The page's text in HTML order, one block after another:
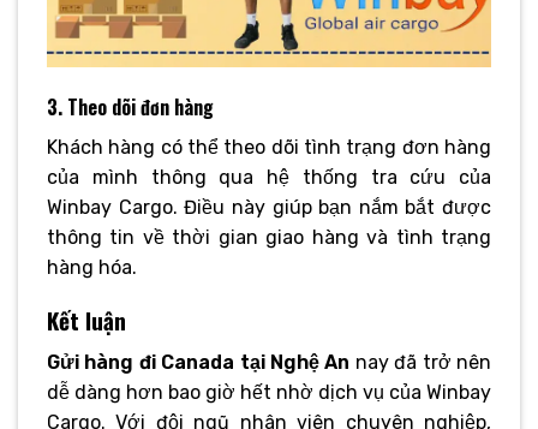
3. Theo dõi đơn hàng
Khách hàng có thể theo dõi tình trạng đơn hàng
của mình thông qua hệ thống tra cứu của
Winbay Cargo. Điều này giúp bạn nắm bắt được
thông tin về thời gian giao hàng và tình trạng
hàng hóa.
Kết luận
Gửi hàng đi Canada tại Nghệ An nay đã trở nên
dễ dàng hơn bao giờ hết nhờ dịch vụ của Winbay
Cargo. Với đội ngũ nhân viên chuyên nghiệp,